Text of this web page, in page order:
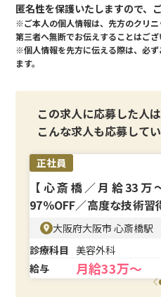
匿名性を保護いたしますので、
※ご本人の個人情報は、先方のクリ
第三者へ無断でお伝えすることはござ
※個人情報を先方に伝える際は、必
ます。
この求人に応募した人は
こんな求人も応募して
正社員
【心斎橋／月給33万
97％OFF／高度な技術習
磨ける環境
大阪府大阪市 心斎橋駅
診療科目
美容外科
給与
月給33万〜